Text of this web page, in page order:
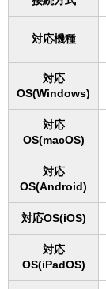
対応機種
対応
OS(Windows)
対応
OS(macOS)
対応
OS(Android)
対応OS(iOS)
対応
OS(iPadOS)